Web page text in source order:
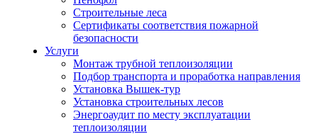
Строительные леса
Сертификаты соответствия пожарной
безопасности
Услуги
Монтаж трубной теплоизоляции
Подбор транспорта и проработка направления
Установка Вышек-тур
Установка строительных лесов
Энергоаудит по месту эксплуатации
теплоизоляции